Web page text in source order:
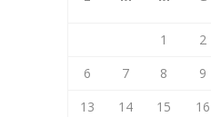
1 2
6
7 8 9
13
14 15 16